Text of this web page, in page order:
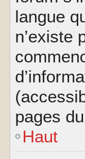
langue
n’existe
pages
Haut